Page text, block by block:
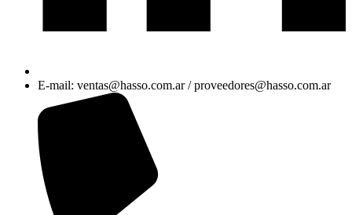
E-mail: ventas@hasso.com.ar / proveedores@hasso.com.ar